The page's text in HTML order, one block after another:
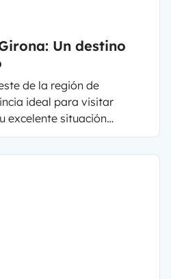
Un destino
de la región de
ideal para visitar
excelente situación
un destino a visitar en
norte se situa el Pirineo